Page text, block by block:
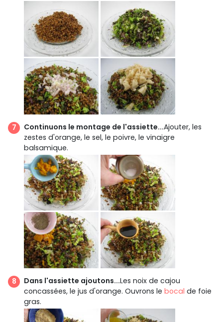
Continuons le montage de l'assiette...Ajouter, les
zestes d'orange, le sel, le poivre, le vinaigre
balsamique.
Dans l'assiette ajoutons...Les noix de cajou
concassées, le jus d'orange. Ouvrons le bocal de foie
gras.